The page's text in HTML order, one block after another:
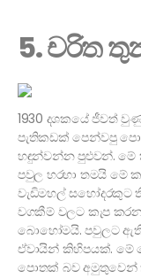
5. චරිත
1930 දශකයේ ජීවත්
පැතිකඩක් පෙන්වපු
හඳුන්වන්න පුළුවන්. මේ
පවුල හරහා තමයි මේ
වැඩිමහල් සහෝදරකුට
වගකීම් වලට කැප
බොහෝමයි. පවුලට ඇති
ඒවායින් කිහිපයක්. මේ
පොතක් බව අමුතුවෙන්